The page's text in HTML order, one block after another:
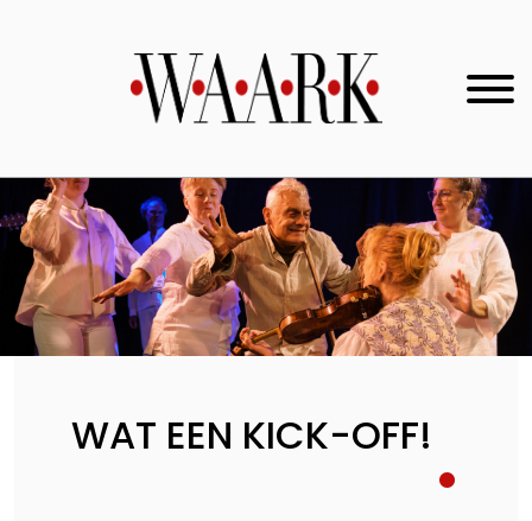
WAT EEN KICK-OFF!